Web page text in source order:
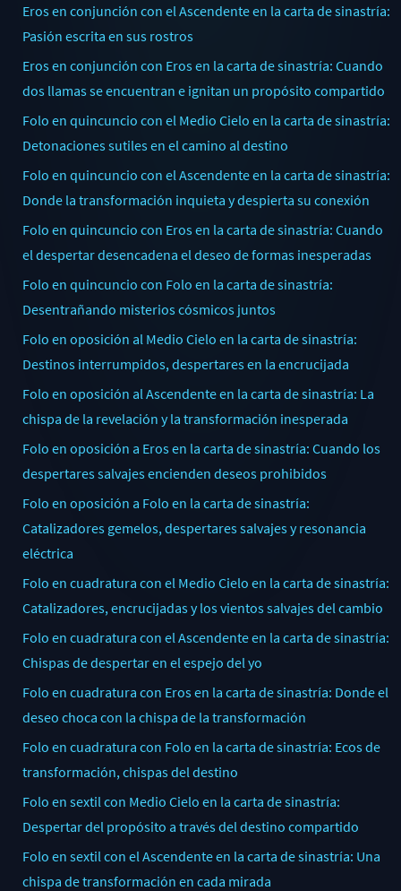
Eros en conjunción con el Ascendente en la carta de sinastría:
Pasión escrita en sus rostros
Eros en conjunción con Eros en la carta de sinastría: Cuando
dos llamas se encuentran e ignitan un propósito compartido
Folo en quincuncio con el Medio Cielo en la carta de sinastría:
Detonaciones sutiles en el camino al destino
Folo en quincuncio con el Ascendente en la carta de sinastría:
Donde la transformación inquieta y despierta su conexión
Folo en quincuncio con Eros en la carta de sinastría: Cuando
el despertar desencadena el deseo de formas inesperadas
Folo en quincuncio con Folo en la carta de sinastría:
Desentrañando misterios cósmicos juntos
Folo en oposición al Medio Cielo en la carta de sinastría:
Destinos interrumpidos, despertares en la encrucijada
Folo en oposición al Ascendente en la carta de sinastría: La
chispa de la revelación y la transformación inesperada
Folo en oposición a Eros en la carta de sinastría: Cuando los
despertares salvajes encienden deseos prohibidos
Folo en oposición a Folo en la carta de sinastría:
Catalizadores gemelos, despertares salvajes y resonancia
eléctrica
Folo en cuadratura con el Medio Cielo en la carta de sinastría:
Catalizadores, encrucijadas y los vientos salvajes del cambio
Folo en cuadratura con el Ascendente en la carta de sinastría:
Chispas de despertar en el espejo del yo
Folo en cuadratura con Eros en la carta de sinastría: Donde el
deseo choca con la chispa de la transformación
Folo en cuadratura con Folo en la carta de sinastría: Ecos de
transformación, chispas del destino
Folo en sextil con Medio Cielo en la carta de sinastría:
Despertar del propósito a través del destino compartido
Folo en sextil con el Ascendente en la carta de sinastría: Una
chispa de transformación en cada mirada